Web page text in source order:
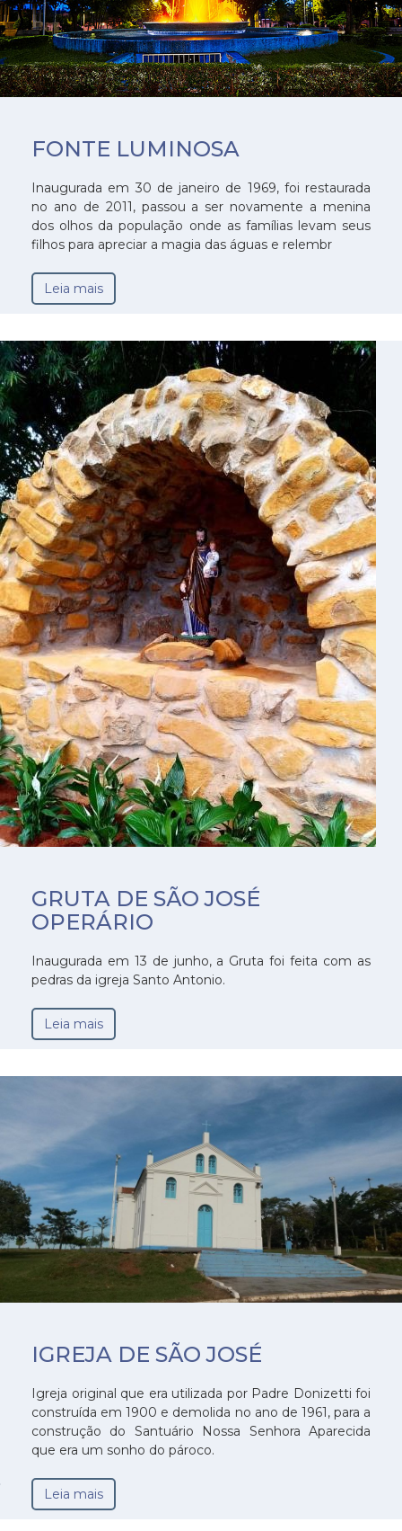
FONTE LUMINOSA
Inaugurada em 30 de janeiro de 1969, foi restaurada
no ano de 2011, passou a ser novamente a menina
dos olhos da população onde as famílias levam seus
filhos para apreciar a magia das águas e relembr
Leia mais
GRUTA DE SÃO JOSÉ
OPERÁRIO
Inaugurada em 13 de junho, a Gruta foi feita com as
pedras da igreja Santo Antonio.
Leia mais
IGREJA DE SÃO JOSÉ
Igreja original que era utilizada por Padre Donizetti foi
construída em 1900 e demolida no ano de 1961, para a
construção do Santuário Nossa Senhora Aparecida
que era um sonho do pároco.
Leia mais